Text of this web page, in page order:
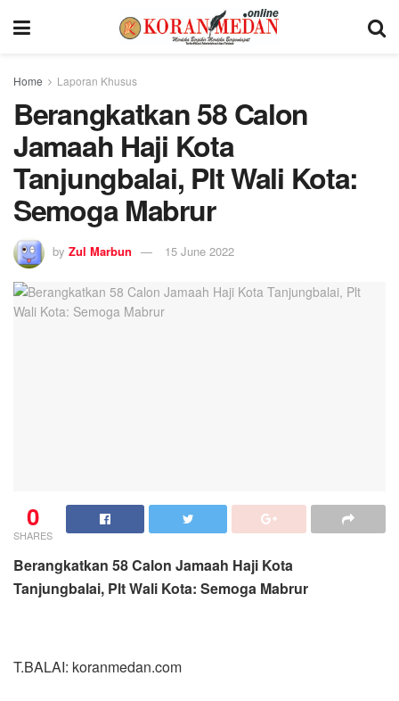
Home Laporan Khusus
Berangkatkan 58 Calon
Jamaah Haji Kota
Tanjungbalai, Plt Wali Kota:
Semoga Mabrur
by Zul Marbun 15 June 2022
0
SHARES
Berangkatkan 58 Calon Jamaah Haji Kota
Tanjungbalai, Plt Wali Kota: Semoga Mabrur
T.BALAI: koranmedan.com